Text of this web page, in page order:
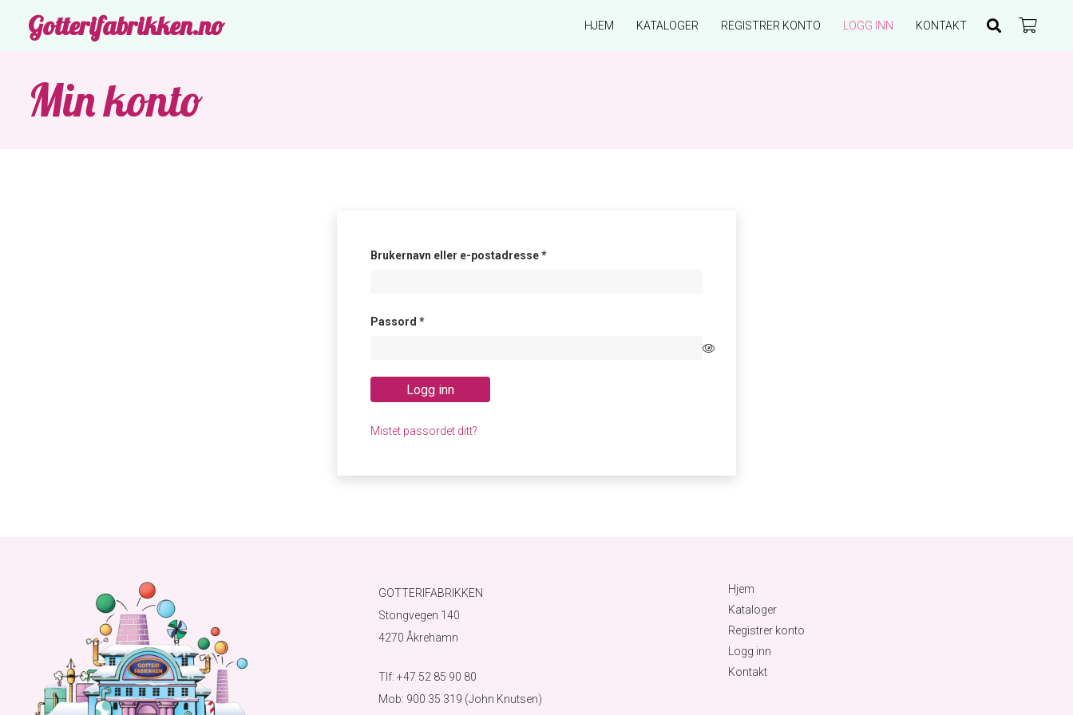
Gotterifabrikken.no HJEM KATALOGER REGISTRER KONTO LOGG INN KONTAKT
Min konto
Brukernavn eller e-postadresse*Påkrevd
Passord *Påkrevd
Logg inn
Mistet passordet ditt?
GOTTERIFABRIKKEN
Stongvegen 140
4270 Åkrehamn
Tlf: +47 52 85 90 80
Mob: 900 35 319 (John Knutsen)
Hjem
Kataloger
Registrer konto
Logg inn
Kontakt